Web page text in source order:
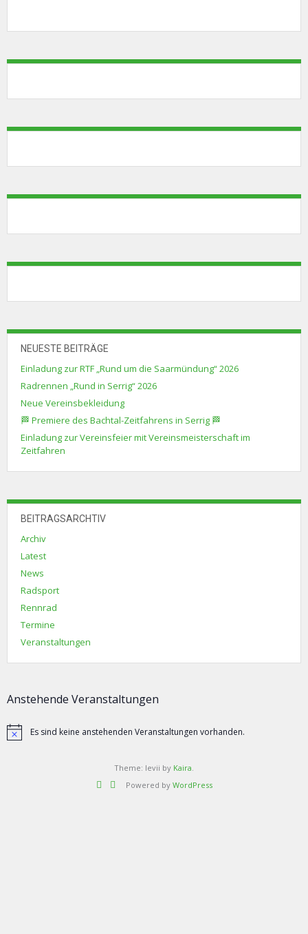
NEUESTE BEITRÄGE
Einladung zur RTF „Rund um die Saarmündung“ 2026
Radrennen „Rund in Serrig“ 2026
Neue Vereinsbekleidung
🏁 Premiere des Bachtal-Zeitfahrens in Serrig 🏁
Einladung zur Vereinsfeier mit Vereinsmeisterschaft im
Zeitfahren
BEITRAGSARCHTIV
Archiv
Latest
News
Radsport
Rennrad
Termine
Veranstaltungen
Anstehende Veranstaltungen
HinweisEs sind keine anstehenden Veranstaltungen vorhanden.
Theme: levii by Kaira
Powered by WordPress